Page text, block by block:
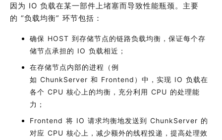
因为 IO 负载在某一部件上堵塞而导致性能瓶颈。主要
的 “负载均衡” 环节包括：
确保 HOST 到存储节点的链路负载均衡，保证每个存
储节点承担的 IO 负载相近 ；
在存储节点内部的进程（例
如 ChunkServer 和 Frontend ）中，实现 IO 负载在
各个 CPU 核心上的均衡，充分利用 CPU 的处理能
力 ；
Frontend 将 IO 请求均衡地发送到 ChunkServer 的
对应 CPU 核心上，减少额外的线程投递，提高处理效